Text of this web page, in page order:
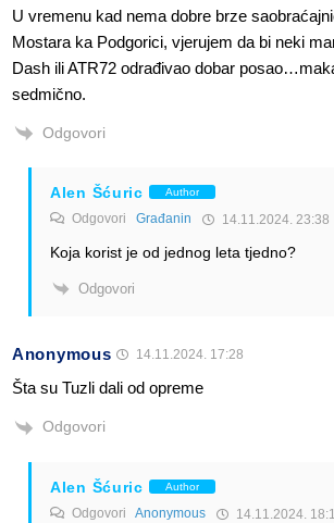
U vremenu kad nema dobre brze
Mostara ka Podgorici, vjerujem da bi neki
Dash ili ATR72 odrađivao dobar
sedmično.
Odgovori
Alen Šćuric Author
Odgovori Građanin 14.11.2024. 23:38
Koja korist je od jednog leta tjedno?
Odgovori
Anonymous 14.11.2024. 17:28
Šta su Tuzli dali od opreme
Odgovori
Alen Šćuric Author
Odgovori Anonymous 14.11.2024.